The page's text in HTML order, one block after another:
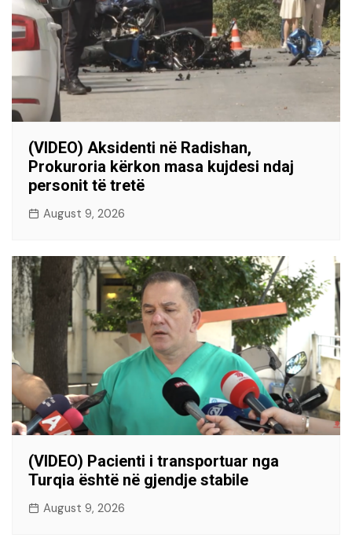
(VIDEO) Aksidenti në Radishan,
Prokuroria kërkon masa kujdesi ndaj
personit të tretë
August 9, 2026
(VIDEO) Pacienti i transportuar nga
Turqia është në gjendje stabile
August 9, 2026